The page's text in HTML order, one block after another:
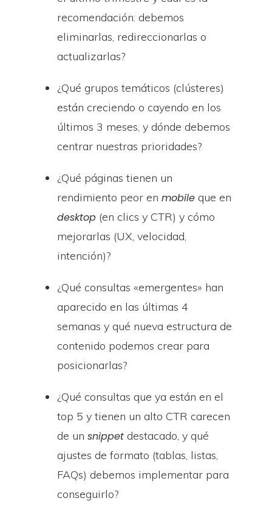
recomendación: debemos
eliminarlas, redireccionarlas o
actualizarlas?
¿Qué grupos temáticos (clústeres)
están creciendo o cayendo en los
últimos 3 meses, y dónde debemos
centrar nuestras prioridades?
¿Qué páginas tienen un
rendimiento peor en mobile que en
desktop (en clics y CTR) y cómo
mejorarlas (UX, velocidad,
intención)?
¿Qué consultas «emergentes» han
aparecido en las últimas 4
semanas y qué nueva estructura de
contenido podemos crear para
posicionarlas?
¿Qué consultas que ya están en el
top 5 y tienen un alto CTR carecen
de un snippet destacado, y qué
ajustes de formato (tablas, listas,
FAQs) debemos implementar para
conseguirlo?